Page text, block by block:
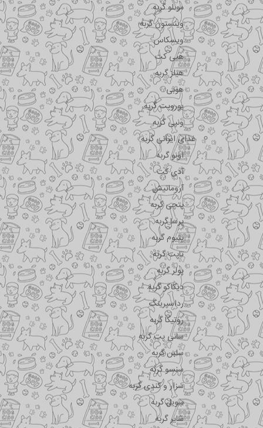
مونلو گربه
وینستون گربه
ویسکاس
هپی کت
هیلز گربه
هوبی
یوروپت گربه
ونپی گربه
غذای ایرانی گربه
اونو گربه
آدی کت
آروماتیش
پتچی گربه
پرسا گربه
پتیوم گربه
تاپت گربه
پولر گربه
دیکاکو گربه
رداسپرینگ
روتیکا گربه
سانی پت گربه
سلبن گربه
سنسو گربه
سزار و کندی گربه
سویل گربه
شایر گربه